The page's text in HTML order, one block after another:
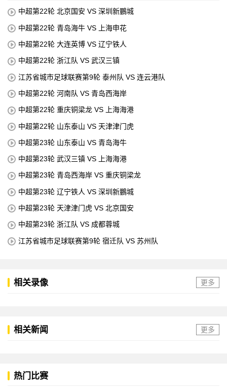
中超第22轮 北京国安 VS 深圳新鵬城
中超第22轮 青岛海牛 VS 上海申花
中超第22轮 大连英博 VS 辽宁铁人
中超第22轮 浙江队 VS 武汉三镇
江苏省城市足球联赛第9轮 泰州队 VS 连云港队
中超第22轮 河南队 VS 青岛西海岸
中超第22轮 重庆铜梁龙 VS 上海海港
中超第22轮 山东泰山 VS 天津津门虎
中超第23轮 山东泰山 VS 青岛海牛
中超第23轮 武汉三镇 VS 上海海港
中超第23轮 青岛西海岸 VS 重庆铜梁龙
中超第23轮 辽宁铁人 VS 深圳新鵬城
中超第23轮 天津津门虎 VS 北京国安
中超第23轮 浙江队 VS 成都蓉城
江苏省城市足球联赛第9轮 宿迁队 VS 苏州队
相关录像 更多
相关新闻 更多
热门比赛